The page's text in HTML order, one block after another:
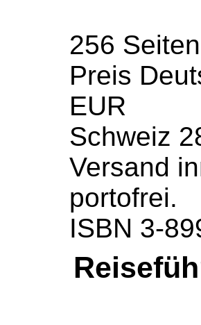
256 Seiten
Preis
EUR
Schweiz
Versand
portofrei.
ISBN 3-